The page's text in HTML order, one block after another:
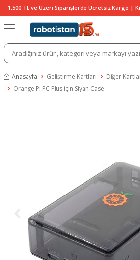
1.500 TL ve Üzeri Siparişlerde Ücretsiz Kargo |
Anasayfa Geliştirme Kartları
Diğer
Orange Pi PC Plus için Siyah Case